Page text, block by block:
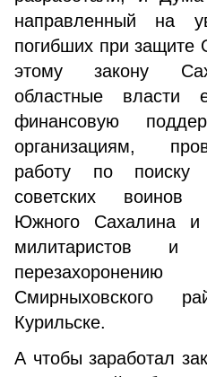
направленный на
погибших при защите
этому закону
областные власти
финансовую
организациям,
работу по поиску
советских воинов
Южного Сахалина и
милитаристов и
Смирныховского
Курильске.
А чтобы заработал